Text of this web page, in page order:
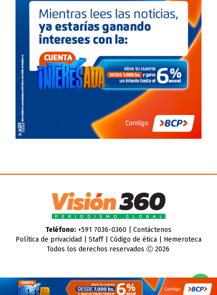
Teléfono:+591 7036-0360 | Contáctenos
Política de privacidad
Staff| Código de ética| Hemeroteca
Todos los derechos reservados Ⓒ 2026